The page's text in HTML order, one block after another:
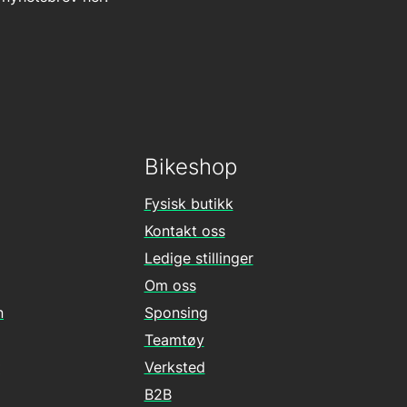
Bikeshop
Fysisk butikk
Kontakt oss
Ledige stillinger
Om oss
Sponsing
Teamtøy
Verksted
B2B